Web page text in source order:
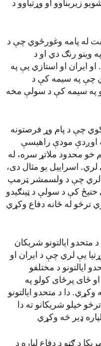
زیربناوو او وړتیاوو د
له پامه وغورځوي چې د
وینو رنګ دي او د
ایران او استازي یې په
چې په سیمه کې د
په سیمه کې د سولې مخه
چې د پام وړ فرصتونه
اوږدې مودې راهیسې
خو محدود ملاتړ سره، له
لري. اسراییل یو مثال دی،
لري چې د ولسمشر ټرمپ
کې د سولې د ټینګیدو
ترڅو له ځانه دفاع وکړي
ایالتونو شریکان
یې لري چې د ایران او
ایالتونو د مختلفو
ځای پرځای کولو په
دا د متحدو ایالتونو
خپلو شریکانو ته دا
د ګټو د دفاع لپاره د